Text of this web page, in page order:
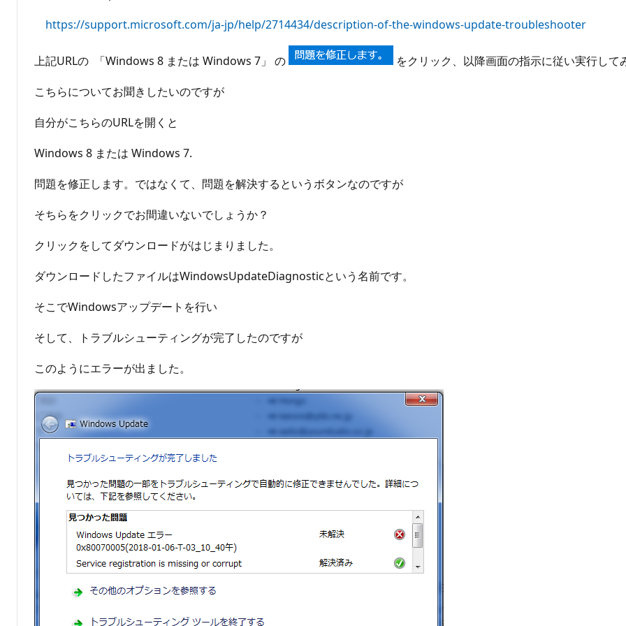
https://support.microsoft.com/ja-jp/help/2714434/description-of-the-windows-update-troubleshooter
上記URLの 「Windows 8 または Windows 7」 の
をクリック、以降画面の指示に従い実行して
こちらについてお聞きしたいのですが
自分がこちらのURLを開くと
Windows 8 または Windows 7.
問題を修正します。ではなくて、問題を解決するというボタンなのですが
そちらをクリックでお間違いないでしょうか？
クリックをしてダウンロードがはじまりました。
ダウンロードしたファイルはWindowsUpdateDiagnosticという名前です。
そこでWindowsアップデートを行い
そして、トラブルシューティングが完了したのですが
このようにエラーが出ました。